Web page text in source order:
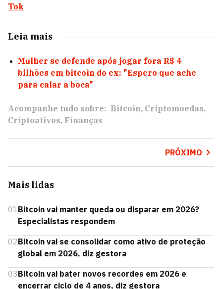
Tok
Leia mais
Mulher se defende após jogar fora R$ 4
bilhões em bitcoin do ex: "Espero que ache
para calar a boca"
Acompanhe tudo sobre: Bitcoin Criptomoedas
Criptoativos Finanças
PRÓXIMO
Mais lidas
01Bitcoin vai manter queda ou disparar em 2026?
Especialistas respondem
02Bitcoin vai se consolidar como ativo de proteção
global em 2026, diz gestora
03Bitcoin vai bater novos recordes em 2026 e
encerrar ciclo de 4 anos, diz gestora